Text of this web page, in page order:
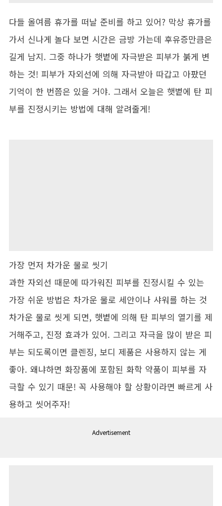
다들 올여름 휴가를 떠날 준비를 하고 있어? 막상 휴가를
가서 신나게 놀다 보면 시간은 금방 가는데 후유증만큼은
길게 남지. 그중 하나가 햇볕에 자극받은 피부가 붉게 변
하는 것! 피부가 자외선에 의해 자극받아 따갑고 아팠던
기억이 한 번쯤은 있을 거야. 그래서 오늘은 햇볕에 탄 피
부를 진정시키는 방법에 대해 알려줄게!
가장 먼저 차가운 물로 씻기
과한 자외선 때문에 따가워진 피부를 진정시킬 수 있는
가장 쉬운 방법은 차가운 물로 세안이나 샤워를 하는 것
차가운 물로 씻게 되면, 햇볕에 의해 탄 피부의 열기를 제
거해주고, 진정 효과가 있어. 그리고 자극을 많이 받은 피
부는 되도록이면 클렌징, 보디 제품은 사용하지 않는 게
좋아. 왜냐하면 화장품에 포함된 화학 약품이 피부를 자
극할 수 있기 때문! 꼭 사용해야 할 상황이라면 빠르게 사
용하고 씻어주자!
Advertisement